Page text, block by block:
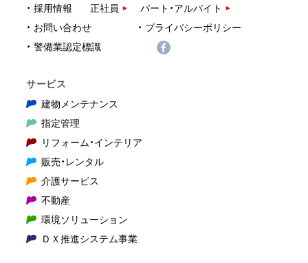
採用情報
正社員
パート・アルバイト
お問い合わせ
プライバシーポリシー
警備業認定標識
サービス
建物メンテナンス
指定管理
リフォーム・インテリア
販売・レンタル
介護サービス
不動産
環境ソリューション
ＤＸ推進システム事業